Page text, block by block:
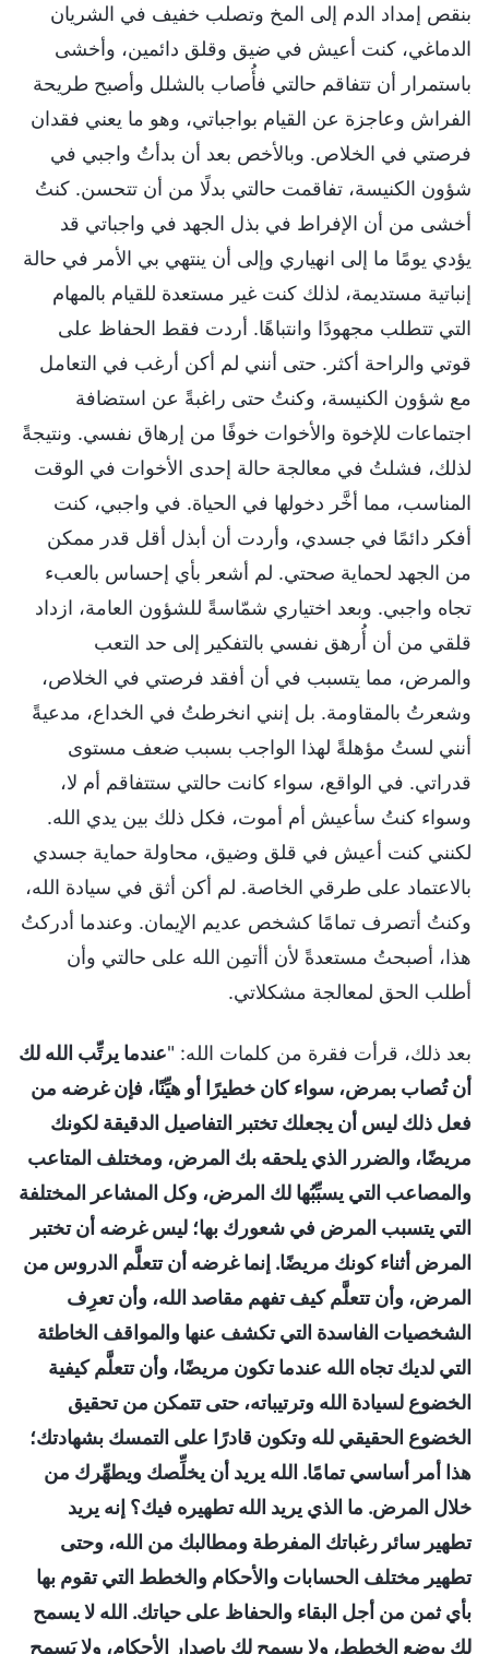
بنقص إمداد الدم إلى المخ وتصلب خفيف في الشريان
الدماغي، كنت أعيش في ضيق وقلق دائمين، وأخشى
باستمرار أن تتفاقم حالتي فأُصاب بالشلل وأصبح طريحة
الفراش وعاجزة عن القيام بواجباتي، وهو ما يعني فقدان
فرصتي في الخلاص. وبالأخص بعد أن بدأتُ واجبي في
شؤون الكنيسة، تفاقمت حالتي بدلًا من أن تتحسن. كنتُ
أخشى من أن الإفراط في بذل الجهد في واجباتي قد
يؤدي يومًا ما إلى انهياري وإلى أن ينتهي بي الأمر في حالة
إنباتية مستديمة، لذلك كنت غير مستعدة للقيام بالمهام
التي تتطلب مجهودًا وانتباهًا. أردت فقط الحفاظ على
قوتي والراحة أكثر. حتى أنني لم أكن أرغب في التعامل
مع شؤون الكنيسة، وكنتُ حتى راغبةً عن استضافة
اجتماعات للإخوة والأخوات خوفًا من إرهاق نفسي. ونتيجةً
لذلك، فشلتُ في معالجة حالة إحدى الأخوات في الوقت
المناسب، مما أخَّر دخولها في الحياة. في واجبي، كنت
أفكر دائمًا في جسدي، وأردت أن أبذل أقل قدر ممكن
من الجهد لحماية صحتي. لم أشعر بأي إحساس بالعبء
تجاه واجبي. وبعد اختياري شمّاسةً للشؤون العامة، ازداد
قلقي من أن أُرهق نفسي بالتفكير إلى حد التعب
والمرض، مما يتسبب في أن أفقد فرصتي في الخلاص،
وشعرتُ بالمقاومة. بل إنني انخرطتُ في الخداع، مدعيةً
أنني لستُ مؤهلةً لهذا الواجب بسبب ضعف مستوى
قدراتي. في الواقع، سواء كانت حالتي ستتفاقم أم لا،
وسواء كنتُ سأعيش أم أموت، فكل ذلك بين يدي الله.
لكنني كنت أعيش في قلق وضيق، محاولة حماية جسدي
بالاعتماد على طرقي الخاصة. لم أكن أثق في سيادة الله،
وكنتُ أتصرف تمامًا كشخص عديم الإيمان. وعندما أدركتُ
هذا، أصبحتُ مستعدةً لأن أأتمِن الله على حالتي وأن
أطلب الحق لمعالجة مشكلاتي.
بعد ذلك، قرأت فقرة من كلمات الله: "عندما يرتِّب الله لك
أن تُصاب بمرض، سواء كان خطيرًا أو هيِّنًا، فإن غرضه من
فعل ذلك ليس أن يجعلك تختبر التفاصيل الدقيقة لكونك
مريضًا، والضرر الذي يلحقه بك المرض، ومختلف المتاعب
والمصاعب التي يسبِّبُها لك المرض، وكل المشاعر المختلفة
التي يتسبب المرض في شعورك بها؛ ليس غرضه أن تختبر
المرض أثناء كونك مريضًا. إنما غرضه أن تتعلَّم الدروس من
المرض، وأن تتعلَّم كيف تفهم مقاصد الله، وأن تعرِف
الشخصيات الفاسدة التي تكشف عنها والمواقف الخاطئة
التي لديك تجاه الله عندما تكون مريضًا، وأن تتعلَّم كيفية
الخضوع لسيادة الله وترتيباته، حتى تتمكن من تحقيق
الخضوع الحقيقي لله وتكون قادرًا على التمسك بشهادتك؛
هذا أمر أساسي تمامًا. الله يريد أن يخلِّصك ويطهِّرك من
خلال المرض. ما الذي يريد الله تطهيره فيك؟ إنه يريد
تطهير سائر رغباتك المفرطة ومطالبك من الله، وحتى
تطهير مختلف الحسابات والأحكام والخطط التي تقوم بها
بأي ثمن من أجل البقاء والحفاظ على حياتك. الله لا يسمح
لك بوضع الخطط، ولا يسمح لك بإصدار الأحكام، ولا يَسمح